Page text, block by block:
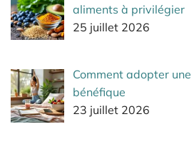
aliments à privilégier
25 juillet 2026
Comment adopter
bénéfique
23 juillet 2026